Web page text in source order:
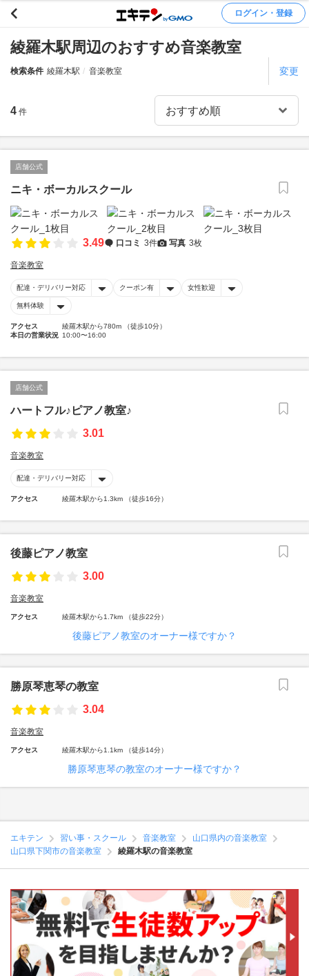
ログイン・登録
綾羅木駅周辺のおすすめ音楽教室
検索条件 綾羅木駅 音楽教室 変更
4 件
店舗公式
ニキ・ボーカルスクール
3.49 口コミ 3件 写真 3枚
音楽教室
配達・デリバリー対応 クーポン有 女性歓迎
無料体験
アクセス
綾羅木駅から780m （徒歩10分）
本日の営業状況 10:00〜16:00
店舗公式
ハートフル♪ピアノ教室♪
3.01
音楽教室
配達・デリバリー対応
アクセス 綾羅木駅から1.3km （徒歩16分）
後藤ピアノ教室
3.00
音楽教室
アクセス 綾羅木駅から1.7km （徒歩22分）
後藤ピアノ教室のオーナー様ですか？
勝原琴恵琴の教室
3.04
音楽教室
アクセス 綾羅木駅から1.1km （徒歩14分）
勝原琴恵琴の教室のオーナー様ですか？
エキテン 習い事・スクール 音楽教室
山口県内の音楽教室
山口県下関市の音楽教室
綾羅木駅の音楽教室